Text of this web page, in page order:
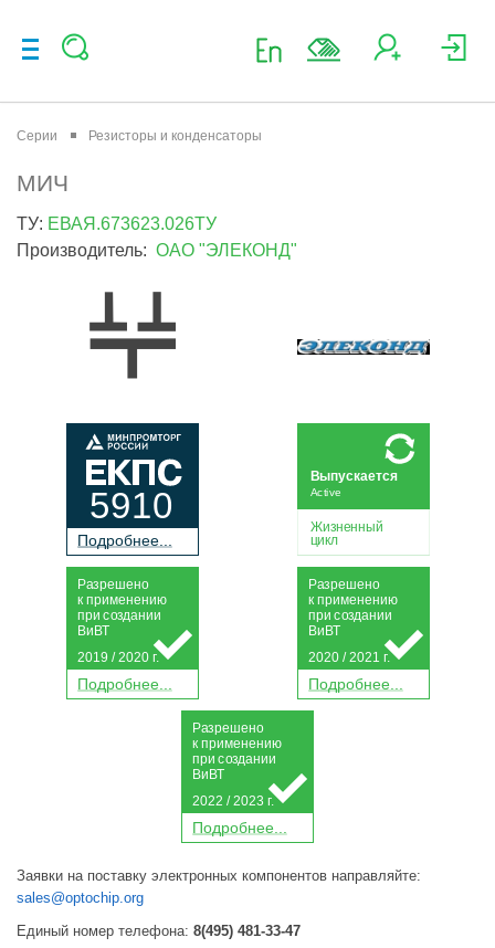
Серии Резисторы и конденсаторы
МИЧ
ТУ: ЕВАЯ.673623.026ТУ
Производитель: ОАО "ЭЛЕКОНД"
Подробнее...
5910
Жизненный
цикл
Active
Выпускается
Подробнее...
Разрешено
к применению
присоздании
Ви ВТ
2019 / 2020 г.
Подробнее...
Разрешено
к применению
присоздании
Ви ВТ
2020 / 2021 г.
Подробнее...
Разрешено
к применению
присоздании
Ви ВТ
2022 / 2023 г.
Заявки на поставку электронных компонентов направляйте:
sales@optochip.org
Единый номер телефона: 8(495) 481-33-47